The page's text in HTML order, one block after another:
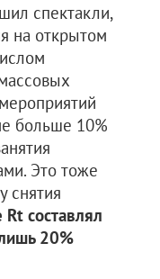
спектакли,
на открытом
больше 10%
Это тоже
снятия
составлял
20%